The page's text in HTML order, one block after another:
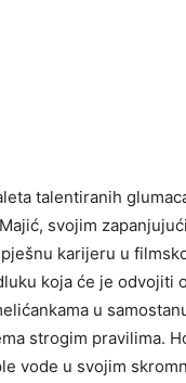
talentiranih
svojim
karijeru u
koja će je odvojiti
u
strogim pravilima.
vode u svojim